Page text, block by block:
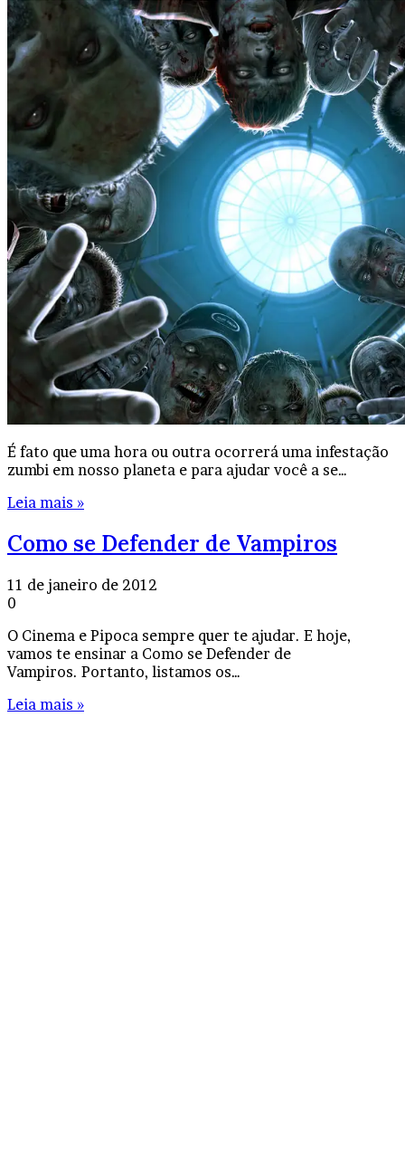
É fato que uma hora ou outra ocorrerá uma infestação
zumbi em nosso planeta e para ajudar você a se…
Leia mais »
Como se Defender de Vampiros
11 de janeiro de 2012
0
O Cinema e Pipoca sempre quer te ajudar. E hoje,
vamos te ensinar a Como se Defender de
Vampiros. Portanto, listamos os…
Leia mais »